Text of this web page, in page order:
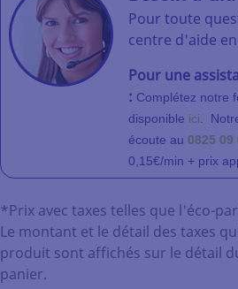
Pour toute
centre d'aide
Pour une
: Complétez notre
disponible ici
écoute au 0825 09
0,15€/min + prix
*Prix avec taxes telles que l'éco-
Le montant et le détail des taxes
produit sont affichés sur le détail
panier.